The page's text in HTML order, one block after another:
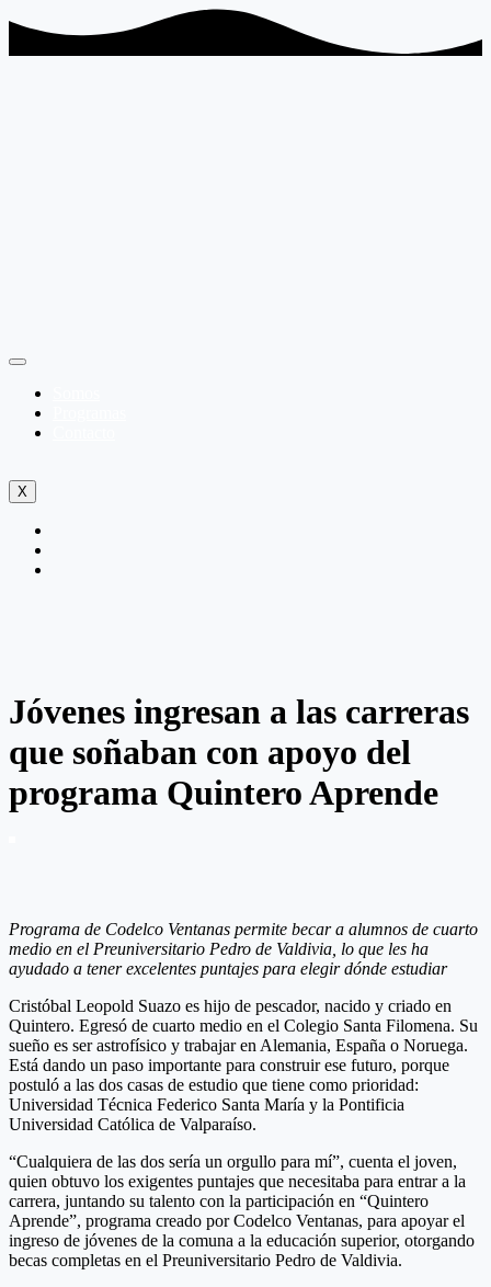
X
Jóvenes ingresan a las carreras
que soñaban con apoyo del
programa Quintero Aprende
Programa de Codelco Ventanas permite becar a alumnos de cuarto
medio en el Preuniversitario Pedro de Valdivia, lo que les ha
ayudado a tener excelentes puntajes para elegir dónde estudiar
Cristóbal Leopold Suazo es hijo de pescador, nacido y criado en
Quintero. Egresó de cuarto medio en el Colegio Santa Filomena. Su
sueño es ser astrofísico y trabajar en Alemania, España o Noruega.
Está dando un paso importante para construir ese futuro, porque
postuló a las dos casas de estudio que tiene como prioridad:
Universidad Técnica Federico Santa María y la Pontificia
Universidad Católica de Valparaíso.
“Cualquiera de las dos sería un orgullo para mí”, cuenta el joven,
quien obtuvo los exigentes puntajes que necesitaba para entrar a la
carrera, juntando su talento con la participación en “Quintero
Aprende”, programa creado por Codelco Ventanas, para apoyar el
ingreso de jóvenes de la comuna a la educación superior, otorgando
becas completas en el Preuniversitario Pedro de Valdivia.